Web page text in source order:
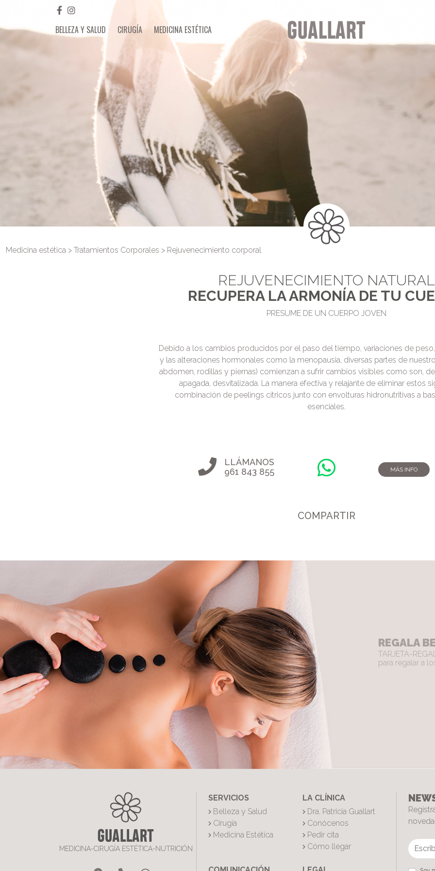
BELLEZA Y SALUD CIRUGÍA MEDICINA ESTÉTICA
Medicina estética > Tratamientos Corporales > Rejuvenecimiento corporal
REJUVENECIMIENTO NATURAL
RECUPERA LA ARMONÍA DE TU
PRESUME DE UN CUERPO JOVEN
Debido a los cambios producidos por el paso del tiempo, variaciones de
y las alteraciones hormonales como la menopausia, diversas partes de
abdomen, rodillas y piernas) comienzan a sufrir cambios visibles como son,
apagada, desvitalizada. La manera efectiva y relajante de eliminar estos
combinación de peelings cítricos junto con envolturas hidronutritivas a
esenciales.
LLÁMANOS
961 843 855
MÁS INFO
COMPARTIR
REGALA
TARJETA-
para regalar a
MEDICINA-CIRUGÍA ESTÉTICA-NUTRICIÓN
SERVICIOS
Belleza y Salud
Cirugía
Medicina Estética
LA CLÍNICA
Dra. Patricia Guallart
Conócenos
Pedir cita
Cómo llegar